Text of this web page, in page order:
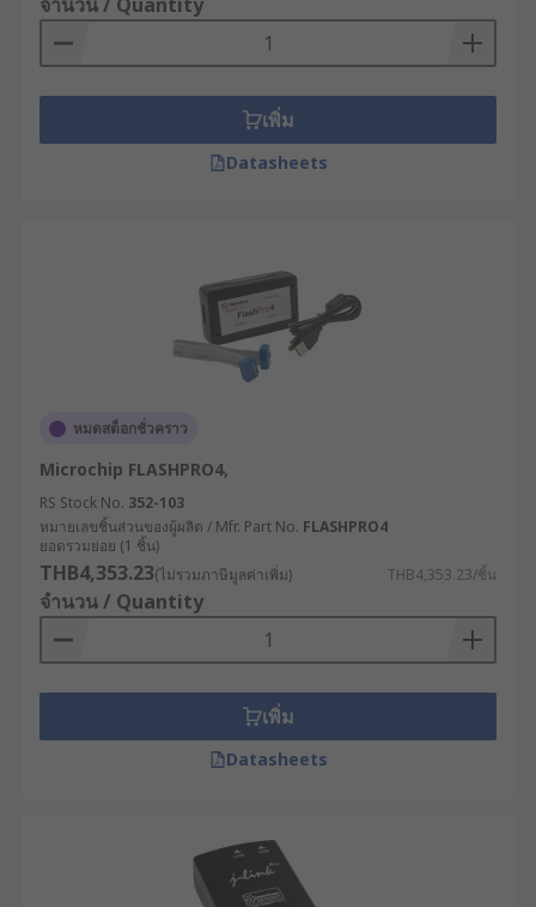
เลย
เพิ่ม
Datasheets
หมดสต็อกชั่วคราว
Microchip FLASHPRO4,
RS Stock No. 352-103
หมายเลขชิ้นส่วนของผู้ผลิต / Mfr. Part No. FLASHPRO4
ยอดรวมย่อย (1 ชิ้น)
THB4,353.23(ไม่รวมภาษีมูลค่าเพิ่ม) THB4,353.23/ชิ้น
จำนวน / Quantity
เพิ่ม
Datasheets